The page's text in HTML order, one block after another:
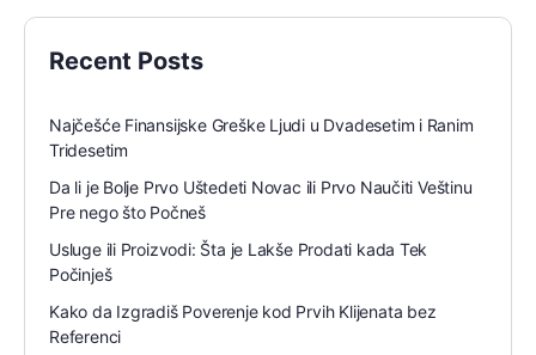
Recent Posts
Najčešće Finansijske Greške Ljudi u Dvadesetim i Ranim
Tridesetim
Da li je Bolje Prvo Uštedeti Novac ili Prvo Naučiti Veštinu
Pre nego što Počneš
Usluge ili Proizvodi: Šta je Lakše Prodati kada Tek
Počinješ
Kako da Izgradiš Poverenje kod Prvih Klijenata bez
Referenci